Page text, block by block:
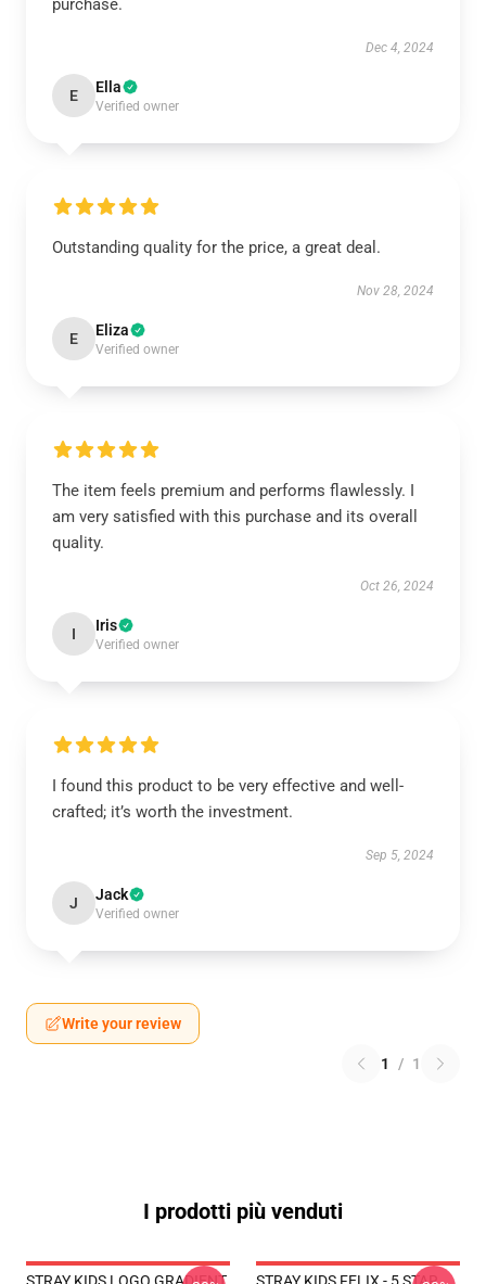
purchase.
Dec 4, 2024
E Ella
Verified owner
Outstanding quality for the price, a great deal.
Nov 28, 2024
E Eliza
Verified owner
The item feels premium and performs flawlessly. I
am very satisfied with this purchase and its overall
quality.
Oct 26, 2024
I Iris
Verified owner
I found this product to be very effective and well-
crafted; it’s worth the investment.
Sep 5, 2024
J Jack
Verified owner
Write your review
1 / 1
I prodotti più venduti